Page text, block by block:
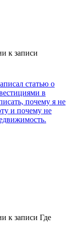
к записи
статью о
в
почему я не
и почему не
к записи Где